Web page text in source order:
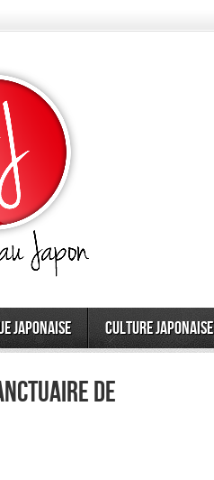
japonaise Culture japonaise
de